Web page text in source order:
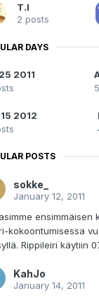
T.I
2 posts
DAYS
2011
2012
POSTS
sokke_
January 12, 2011
ensimmäisen
kokoontumisessa
Rippileiri käytiin
KahJo
January 14, 2011